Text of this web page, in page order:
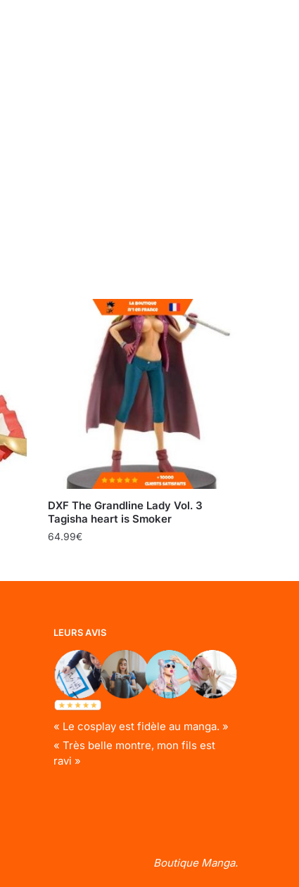
DXF The Grandline Lady Vol. 3
Tagisha heart is Smoker
64.99€
LEURS AVIS
« Le cosplay est fidèle au manga. »
« Très belle montre, mon fils est
ravi »
Boutique Manga.